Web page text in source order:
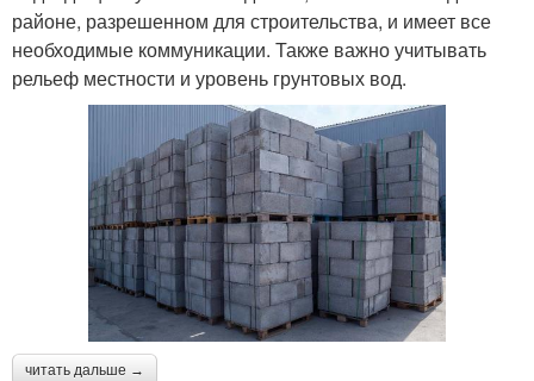
районе, разрешенном для строительства, и имеет все
необходимые коммуникации. Также важно учитывать
рельеф местности и уровень грунтовых вод.
читать дальше →